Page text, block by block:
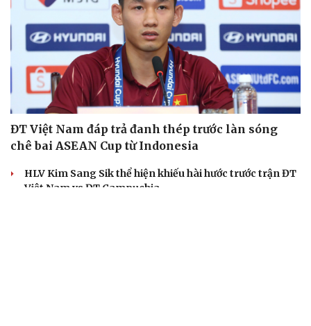
ĐT Việt Nam đáp trả đanh thép trước làn sóng
chê bai ASEAN Cup từ Indonesia
HLV Kim Sang Sik thể hiện khiếu hài hước trước trận ĐT
Việt Nam vs ĐT Campuchia